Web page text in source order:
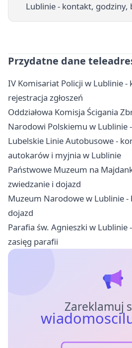
Lublinie - kontakt, godziny,
Przydatne dane
IV Komisariat Policji w Lublinie
rejestracja zgłoszeń
Oddziałowa Komisja Ścigania
Narodowi Polskiemu w Lublinie
Lubelskie Linie Autobusowe -
autokarów i myjnia w Lublinie
Państwowe Muzeum na
zwiedzanie i dojazd
Muzeum Narodowe w Lublinie -
dojazd
Parafia św. Agnieszki w Lublinie
zasięg parafii
Zareklamuj